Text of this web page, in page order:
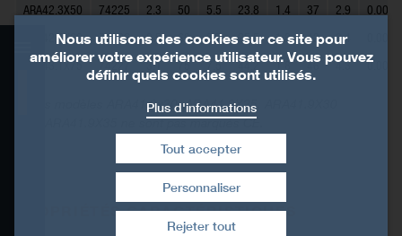
Données techniques
Bibliothèque CAO et BIM
ARA42.3X50 74225 2.3 50 5.5 23.8 1.4 37 2.9
0.002
ARA42.5X60
74226 2.5 60 5.7 25.5 1.3 42 3.4
ARA43.1X75
74227 3.1 75 7.5 44.2 1.8 46 4.3 0.005
Les modèles ARA41.9x20, ARA41.9X25, ARA41.9X30
et ARA41.9X35 ne sont pas marqués CE.
PROPRIÉTÉS CARACTÉRISTIQUES
Nous utilisons des cookies sur ce site pour
améliorer votre expérience utilisateur. Vous pouvez
définir quels cookies sont utilisés.
Plus d'informations
Rejeter tout
Tout accepter
Retirer le consentement
Personnaliser